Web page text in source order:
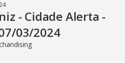
- Cidade Alerta -
03/2024